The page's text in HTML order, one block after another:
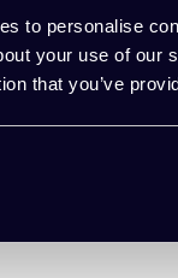
to personalise
your use of our
that you’ve